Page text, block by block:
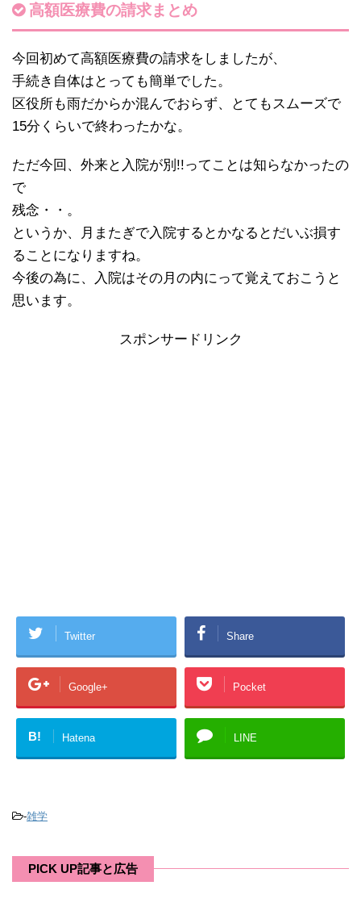
高額医療費の請求まとめ
今回初めて高額医療費の請求をしましたが、
手続き自体はとっても簡単でした。
区役所も雨だからか混んでおらず、とてもスムーズで
15分くらいで終わったかな。
ただ今回、外来と入院が別!!ってことは知らなかったの
で
残念・・。
というか、月またぎで入院するとかなるとだいぶ損す
ることになりますね。
今後の為に、入院はその月の内にって覚えておこうと
思います。
スポンサードリンク
Twitter Share
Google+ Pocket
B! Hatena LINE
-雑学
PICK UP記事と広告